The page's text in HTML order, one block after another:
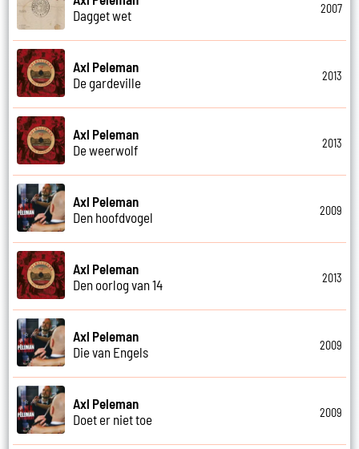
Dagget wet
2007
Axl Peleman
De gardeville
2013
Axl Peleman
De weerwolf
2013
Axl Peleman
Den hoofdvogel
2009
Axl Peleman
Den oorlog van 14
2013
Axl Peleman
Die van Engels
2009
Axl Peleman
Doet er niet toe
2009